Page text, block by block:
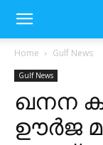
Home Gulf News
Gulf News
ഖനന
ഊർജ